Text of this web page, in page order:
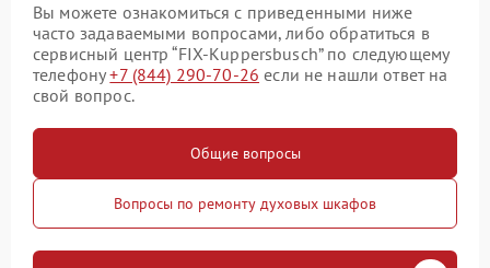
Вы можете ознакомиться с приведенными ниже
часто задаваемыми вопросами, либо обратиться в
сервисный центр “FIX-Kuppersbusch” по следующему
телефону+7 (844) 290-70-26 если не нашли ответ на
свой вопрос.
Общие вопросы
Вопросы по ремонту духовых шкафов